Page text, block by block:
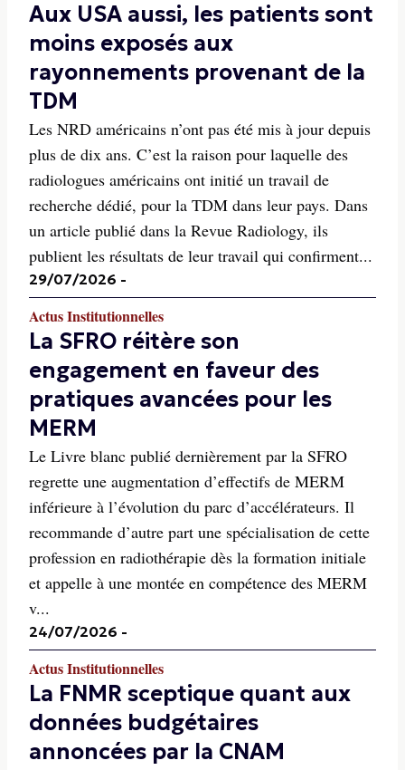
Aux USA aussi, les patients sont
moins exposés aux
rayonnements provenant de la
TDM
Les NRD américains n’ont pas été mis à jour depuis
plus de dix ans. C’est la raison pour laquelle des
radiologues américains ont initié un travail de
recherche dédié, pour la TDM dans leur pays. Dans
un article publié dans la Revue Radiology, ils
publient les résultats de leur travail qui confirment...
29/07/2026 -
Actus Institutionnelles
La SFRO réitère son
engagement en faveur des
pratiques avancées pour les
MERM
Le Livre blanc publié dernièrement par la SFRO
regrette une augmentation d’effectifs de MERM
inférieure à l’évolution du parc d’accélérateurs. Il
recommande d’autre part une spécialisation de cette
profession en radiothérapie dès la formation initiale
et appelle à une montée en compétence des MERM
v...
24/07/2026 -
Actus Institutionnelles
La FNMR sceptique quant aux
données budgétaires
annoncées par la CNAM